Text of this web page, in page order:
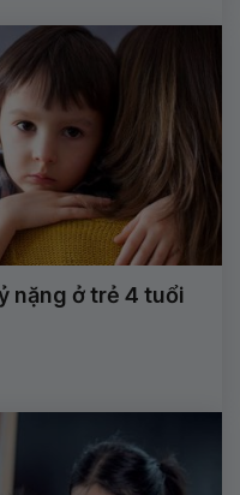
nặng ở trẻ 4 tuổi